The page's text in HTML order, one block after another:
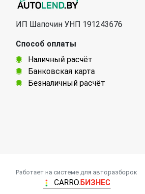
ИП Шапочин УНП 191243676
Способ оплаты
Наличный расчёт
Банковская карта
Безналичный расчёт
Работает на системе для авторазборок
CARRO.БИЗНЕС